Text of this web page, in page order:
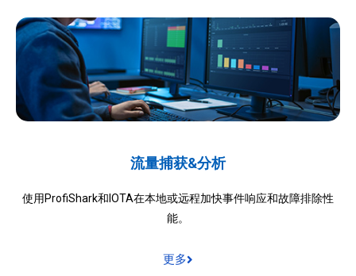
流量捕获&分析
使用ProfiShark和IOTA在本地或远程加快事件响应和故障排除性
能。
更多